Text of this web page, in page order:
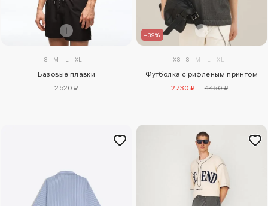
S M L XL
Базовые плавки
2520 ₽
–39%
XS S M L XL
Футболка с рифленым принтом
2730 ₽
4450 ₽